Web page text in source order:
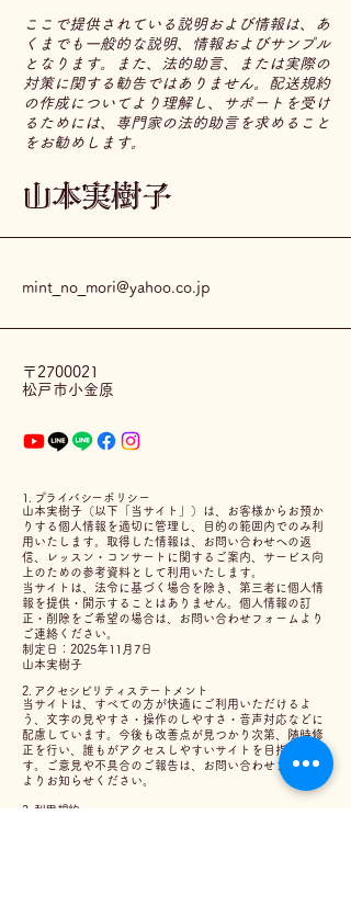
ここで提供されている説明および情報は、あ
くまでも一般的な説明、情報およびサンプル
となります。また、法的助言、または実際の
対策に関する勧告ではありません。配送規約
の作成についてより理解し、サポートを受け
るためには、専門家の法的助言を求めること
をお勧めします。
山本実樹子
mint_no_mori@yahoo.co.jp
〒2700021
松戸市小金原
1. プライバシーポリシー
山本実樹子（以下「当サイト」）は、お客様からお預か
りする個人情報を適切に管理し、目的の範囲内でのみ利
用いたします。 取得した情報は、お問い合わせへの返
信、レッスン・コンサートに関するご案内、サービス向
上のための参考資料として利用いたします。
当サイトは、法令に基づく場合を除き、第三者に個人情
報を提供・開示することはありません。 個人情報の訂
正・削除をご希望の場合は、お問い合わせフォームより
ご連絡ください。
制定日：2025年11月7日
山本実樹子
2. アクセシビリティステートメント
当サイトは、すべての方が快適にご利用いただけるよ
う、文字の見やすさ・操作のしやすさ・音声対応などに
配慮しています。今後も改善点が見つかり次第、随時修
正を行い、誰もがアクセスしやすいサイトを目指しま
す。
ご意見や不具合のご報告は、お問い合わせフォーム
よりお知らせください。
3. 利用規約